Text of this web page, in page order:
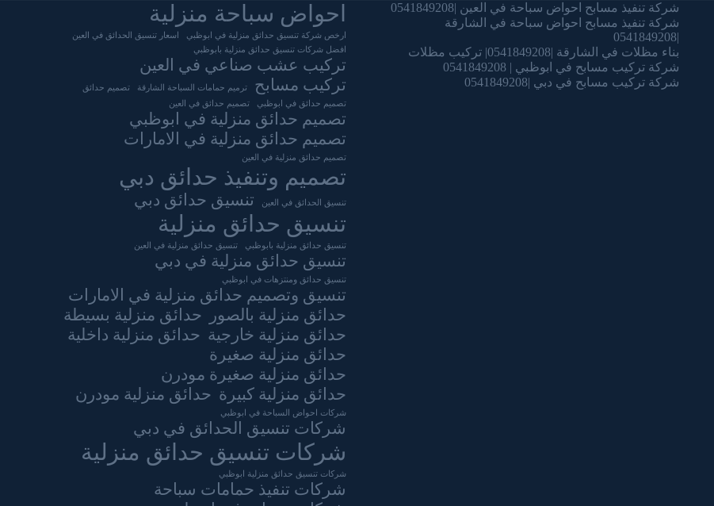
شركة تنفيذ مسابح احواض سباحة في العين |0541849208
شركة تنفيذ مسابح احواض سباحة في الشارقة
|0541849208
بناء مظلات في الشارقة |0541849208| تركيب مظلات
شركة تركيب مسابح في ابوظبي | 0541849208
شركة تركيب مسابح في دبي |0541849208
احواض سباحة منزلية
ارخص شركة تنسيق حدائق منزلية في ابوظبي
اسعار تنسيق الحدائق في العين
افضل شركات تنسيق حدائق منزلية بابوظبي
تركيب عشب صناعي في العين
تركيب مسابح
ترميم حمامات السباحة الشارقة
تصميم حدائق
تصميم حدائق في ابوظبي
تصميم حدائق في العين
تصميم حدائق منزلية في ابوظبي
تصميم حدائق منزلية في الامارات
تصميم حدائق منزلية في العين
تصميم وتنفيذ حدائق دبي
تنسيق الحدائق في العين تنسيق حدائق دبي
تنسيق حدائق منزلية
تنسيق حدائق منزلية بابوظبي تنسيق حدائق منزلية في العين
تنسيق حدائق منزلية في دبي
تنسيق حدائق ومنتزهات في ابوظبي
تنسيق وتصميم حدائق منزلية في الامارات
حدائق منزلية بالصور
حدائق منزلية بسيطة
حدائق منزلية خارجية حدائق منزلية داخلية
حدائق منزلية صغيرة
حدائق منزلية صغيرة مودرن
حدائق منزلية كبيرة حدائق منزلية مودرن
شركات احواض السباحة في ابوظبي
شركات تنسيق الحدائق في دبي
شركات تنسيق حدائق منزلية
شركات تنسيق حدائق منزلية ابوظبي
شركات تنفيذ حمامات سباحة